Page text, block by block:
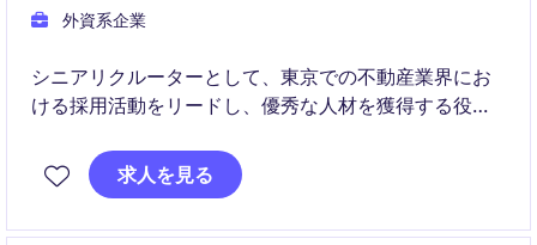
外資系企業
シニアリクルーターとして、東京での不動産業界にお
ける採用活動をリードし、優秀な人材を獲得する役割
補者との関係構築に焦点を当てていただきます。
求人を見る